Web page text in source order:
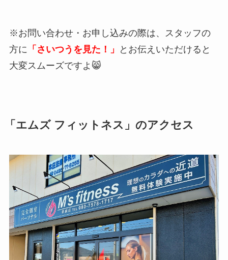
※お問い合わせ・お申し込みの際は、スタッフの
方に 「さいつうを見た！」
とお伝えいただけると
大変スムーズですよ😸
「 エムズ フィットネス 」のアクセス